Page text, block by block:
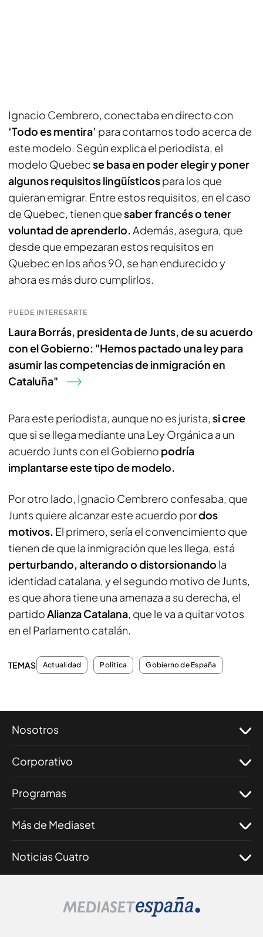
Ignacio Cembrero, conectaba en directo con
‘Todo es mentira’ para contarnos todo acerca de
este modelo. Según explica el periodista, el
modelo Quebecse basa en poder elegir y poner
algunos requisitos lingüísticospara los que
quieran emigrar. Entre estos requisitos, en el caso
de Quebec, tienen quesaber francés o tener
voluntad de aprenderlo.Además, asegura, que
desde que empezaran estos requisitos en
Quebec en los años 90, se han endurecido y
ahora es más duro cumplirlos.
PUEDE INTERESARTE
Laura Borrás, presidenta de Junts, de su acuerdo
con el Gobierno: "Hemos pactado una ley para
asumir las competencias de inmigración en
Cataluña"
Para este periodista, aunque no es jurista, si cree
que si se llega mediante una Ley Orgánica a un
acuerdo Junts con el Gobierno podría
implantarse este tipo de modelo.
Por otro lado, Ignacio Cembrero confesaba, que
Junts quiere alcanzar este acuerdo pordos
motivos. El primero, sería el convencimiento que
tienen de que la inmigración que les llega, está
perturbando, alterando o distorsionando la
identidad catalana, y el segundo motivo de Junts,
es que ahora tiene una amenaza a su derecha, el
partidoAlianza Catalana, que le va a quitar votos
en el Parlamento catalán.
TEMAS Actualidad Política Gobierno de España
Nosotros
Corporativo
Programas
Más de Mediaset
Noticias Cuatro